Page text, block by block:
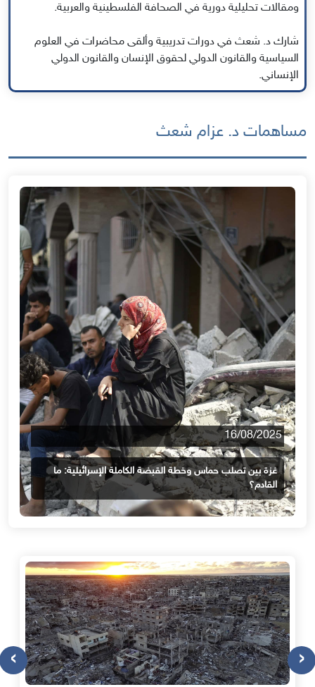
ومقالات تحليلية دورية في الصحافة الفلسطينية والعربية.
شارك د. شعث في دورات تدريبية وألقى محاضرات في العلوم
السياسية والقانون الدولي لحقوق الإنسان والقانون الدولي
الإنساني.
مساهمات د. عزام شعث
16/08/2025
غزة بين تصلب حماس وخطة القبضة الكاملة الإسرائيلية: ما
القادم؟
› ‹